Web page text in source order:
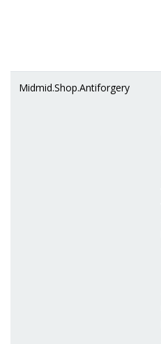
Midmid.Shop.Antiforgery